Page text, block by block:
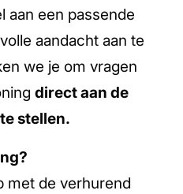
aan een passende
aandacht aan te
we je om vragen
direct aan de
stellen.
met de verhurend